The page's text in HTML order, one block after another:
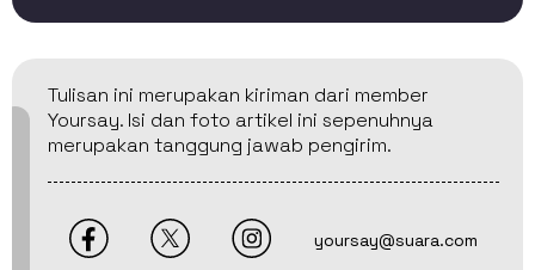
Tulisan ini merupakan kiriman dari member
Yoursay. Isi dan foto artikel ini sepenuhnya
merupakan tanggung jawab pengirim.
yoursay@suara.com